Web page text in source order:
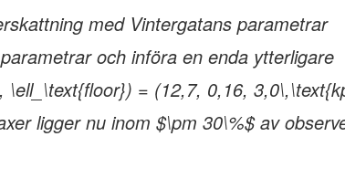
med Vintergatans parametrar
och införa en enda ytterligare
= (12,7, 0,16,
ligger nu inom $\pm 30\%$ av